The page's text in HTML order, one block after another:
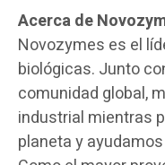
Acerca de
Novozymes es el
biológicas. Junto
comunidad global,
industrial mientras
planeta y